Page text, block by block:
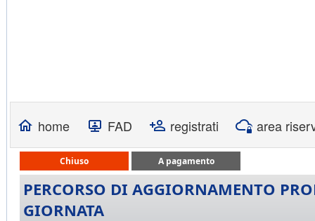
home FAD registrati area
Chiuso A pagamento
PERCORSO DI AGGIORNAMENTO
GIORNATA